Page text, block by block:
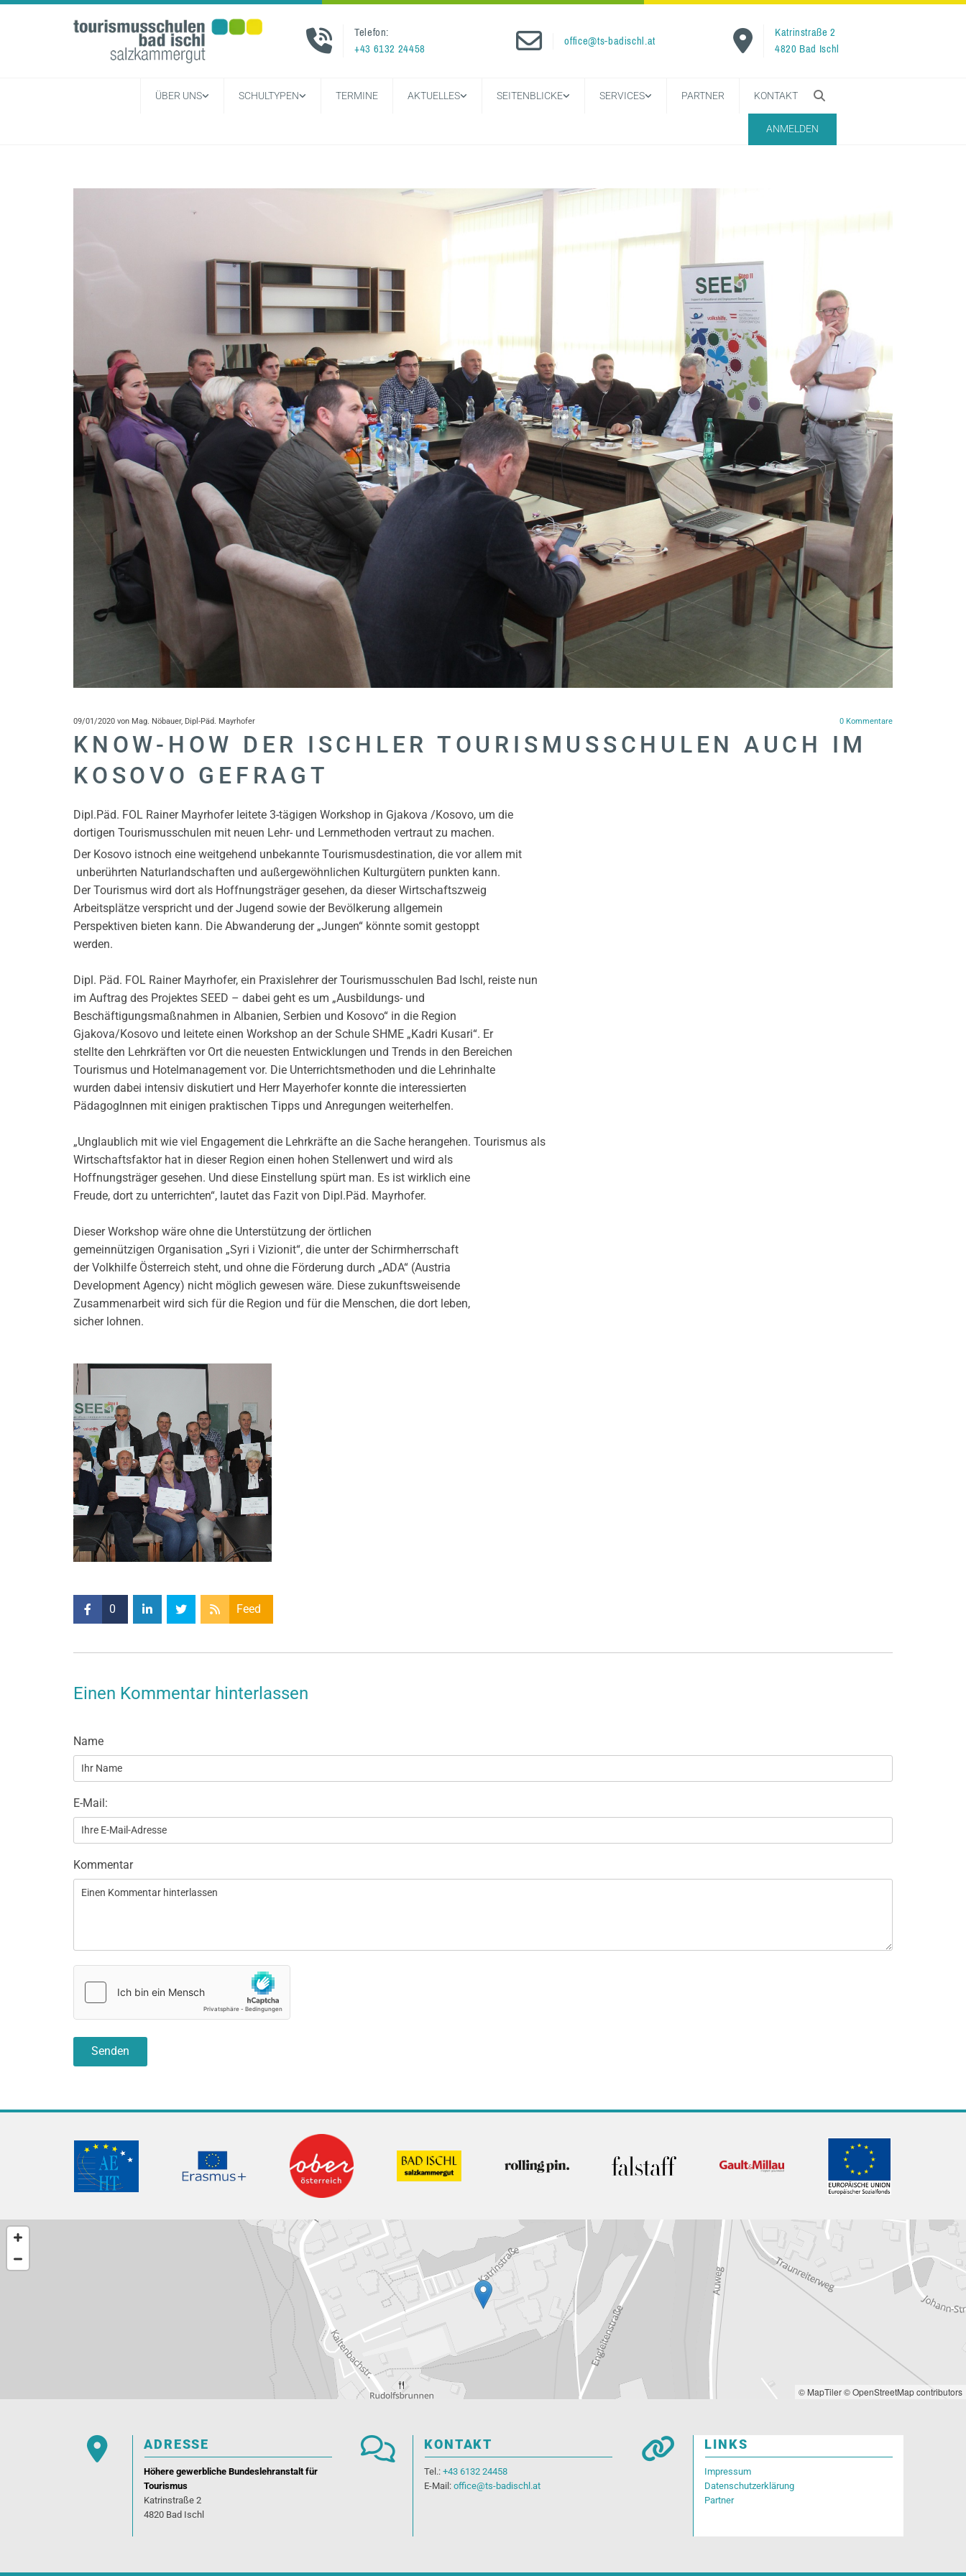

Telefon:
+43 6132 24458
 office@ts-badischl.at 
Katrinstraße 2
4820 Bad Ischl
ÜBER UNS SCHULTYPEN TERMINE AKTUELLES SEITENBLICKE SERVICES PARTNER KONTAKT
ANMELDEN
09/01/2020 von Mag. Nöbauer, Dipl-Päd. Mayrhofer 0 Kommentare
KNOW-HOW DER ISCHLER TOURISMUSSCHULEN AUCH IM
KOSOVO GEFRAGT
Dipl.Päd. FOL Rainer Mayrhofer leitete 3-tägigen Workshop in Gjakova /Kosovo, um die
dortigen Tourismusschulen mit neuen Lehr- und Lernmethoden vertraut zu machen.
Der Kosovo istnoch eine weitgehend unbekannte Tourismusdestination, die vor allem mit
unberührten Naturlandschaften und außergewöhnlichen Kulturgütern punkten kann.
Der Tourismus wird dort als Hoffnungsträger gesehen, da dieser Wirtschaftszweig
Arbeitsplätze verspricht und der Jugend sowie der Bevölkerung allgemein
Perspektiven bieten kann. Die Abwanderung der „Jungen“ könnte somit gestoppt
werden.
Dipl. Päd. FOL Rainer Mayrhofer, ein Praxislehrer der Tourismusschulen Bad Ischl, reiste nun
im Auftrag des Projektes SEED – dabei geht es um „Ausbildungs- und
Beschäftigungsmaßnahmen in Albanien, Serbien und Kosovo“ in die Region
Gjakova/Kosovo und leitete einen Workshop an der Schule SHME „Kadri Kusari“. Er
stellte den Lehrkräften vor Ort die neuesten Entwicklungen und Trends in den Bereichen
Tourismus und Hotelmanagement vor. Die Unterrichtsmethoden und die Lehrinhalte
wurden dabei intensiv diskutiert und Herr Mayerhofer konnte die interessierten
PädagogInnen mit einigen praktischen Tipps und Anregungen weiterhelfen.
„Unglaublich mit wie viel Engagement die Lehrkräfte an die Sache herangehen. Tourismus als
Wirtschaftsfaktor hat in dieser Region einen hohen Stellenwert und wird als
Hoffnungsträger gesehen. Und diese Einstellung spürt man. Es ist wirklich eine
Freude, dort zu unterrichten“, lautet das Fazit von Dipl.Päd. Mayrhofer.
Dieser Workshop wäre ohne die Unterstützung der örtlichen
gemeinnützigen Organisation „Syri i Vizionit“, die unter der Schirmherrschaft
der Volkhilfe Österreich steht, und ohne die Förderung durch „ADA“ (Austria
Development Agency) nicht möglich gewesen wäre. Diese zukunftsweisende
Zusammenarbeit wird sich für die Region und für die Menschen, die dort leben,
sicher lohnen.
0 Feed
Einen Kommentar hinterlassen
Name
E-Mail:
Kommentar
© MapTiler© OpenStreetMap contributors
 ADRESSE
Höhere gewerbliche Bundeslehranstalt für
Tourismus
Katrinstraße 2
4820 Bad Ischl
 KONTAKT
Tel.:+43 6132 24458
E-Mail:office@ts-badischl.at
 LINKS
Impressum
Datenschutzerklärung
Partner